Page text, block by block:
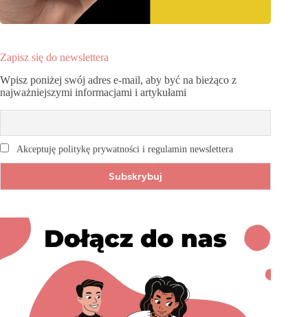
Zapisz się do newslettera
Wpisz poniżej swój adres e-mail, aby być na bieżąco z
najważniejszymi informacjami i artykułami
Akceptuję politykę prywatności i regulamin newslettera